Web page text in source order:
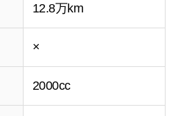
12.8万km
×
2000cc